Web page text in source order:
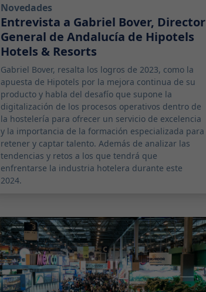
Novedades
Entrevista a Gabriel Bover, Director
General de Andalucía de Hipotels
Hotels & Resorts
Gabriel Bover, resalta los logros de 2023, como la
apuesta de Hipotels por la mejora continua de su
producto y habla del desafío que supone la
digitalización de los procesos operativos dentro de
la hostelería para ofrecer un servicio de excelencia
y la importancia de la formación especializada para
retener y captar talento. Además de analizar las
tendencias y retos a los que tendrá que
enfrentarse la industria hotelera durante este
2024.
2024-02-19 09:00:00